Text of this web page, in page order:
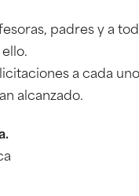
padres y a
a cada
alcanzado.